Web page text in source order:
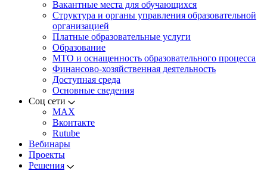
Вакантные места для обучающихся
Структура и органы управления образовательной
организацией
Платные образовательные услуги
Образование
МТО и оснащенность образовательного процесса
Финансово-хозяйственная деятельность
Доступная среда
Основные сведения
Соц сети
MAX
Вконтакте
Rutube
Вебинары
Проекты
Решения